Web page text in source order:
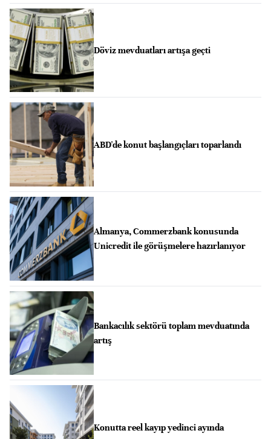
Döviz mevduatları artışa geçti
ABD'de konut başlangıçları toparlandı
Almanya, Commerzbank konusunda
Unicredit ile görüşmelere hazırlanıyor
Bankacılık sektörü toplam mevduatında
artış
Konutta reel kayıp yedinci ayında